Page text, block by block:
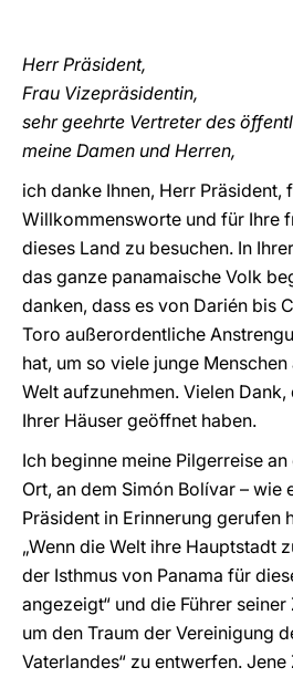
Herr Präsident,
Frau Vizepräsidentin,
sehr geehrte Vertreter des
meine Damen und Herren,
ich danke Ihnen, Herr Präsident,
Willkommensworte und für Ihre
dieses Land zu besuchen. In
das ganze panamaische Volk
danken, dass es von Darién bis
Toro außerordentliche
hat, um so viele junge
Welt aufzunehmen. Vielen Dank,
Ihrer Häuser geöffnet haben.
Ich beginne meine Pilgerreise
Ort, an dem Simón Bolívar – wie
Präsident in Erinnerung gerufen
„Wenn die Welt ihre Hauptstadt
der Isthmus von Panama für
angezeigt“ und die Führer
um den Traum der Vereinigung
Vaterlandes“ zu entwerfen.